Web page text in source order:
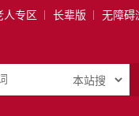
人专区 长辈版 无障碍